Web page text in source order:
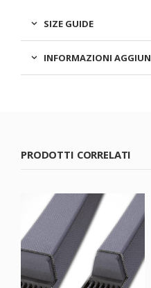
SIZE GUIDE
INFORMAZIONI
PRODOTTI CORRELATI